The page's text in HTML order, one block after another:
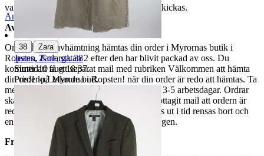
varor märkta endast avhämtning inte kan skickas.
Avhämtning
Om du väljer avhämtning hämtas din order i Myrornas butik i
Ropsten, Kolargatan 2 efter den har blivit packad av oss. Du
kommer att få ett separat mail med rubriken Välkommen att hämta
din order på Myrorna i Ropsten! när din order är redo att hämtas. Ta
med legitimation. Hanteringstiden är cirka 3-5 arbetsdagar. Ordrar
ska hämtas senast 7 dagar efter att man mottagit mail att ordern är
redo för avhämtning. Ordrar som ej hämtas ut i tid rensas bort och
en avgift på 84 kr dras av från återbetalningen.
Frakt
Anmäl Sälj liknande
38 | Zara
Jeans, Zara, stl. 38
Sluttid10 aug 18:37.
Pris:1 kr,Ledande bud.